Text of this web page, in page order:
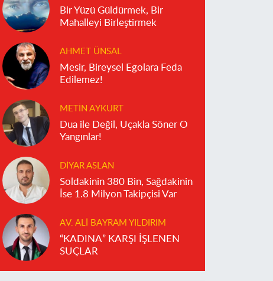
Bir Yüzü Güldürmek, Bir
Mahalleyi Birleştirmek
AHMET ÜNSAL
Mesir, Bireysel Egolara Feda
Edilemez!
METIN AYKURT
Dua ile Değil, Uçakla Söner O
Yangınlar!
DIYAR ASLAN
Soldakinin 380 Bin, Sağdakinin
İse 1.8 Milyon Takipçisi Var
AV. ALI BAYRAM YILDIRIM
“KADINA” KARŞI İŞLENEN
SUÇLAR